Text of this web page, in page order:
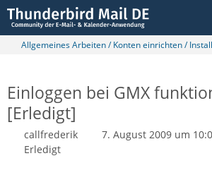
Allgemeines Arbeiten / Konten einrichten /
Einloggen bei GMX
[Erledigt]
callfrederik 7. August 2009 um
Erledigt